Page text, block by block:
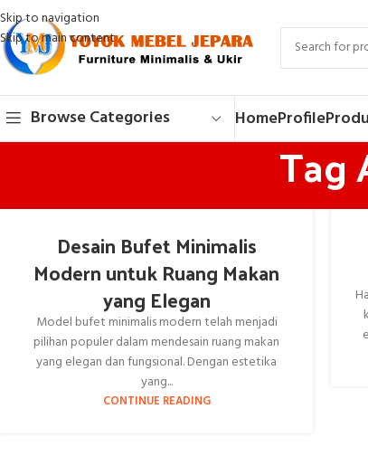
Skip to navigation
Skip to main content
Browse Categories HomeProfile
Tag
Desain Bufet Minimalis
Modern untuk Ruang Makan
yang Elegan
Model bufet minimalis modern telah menjadi
pilihan populer dalam mendesain ruang makan
yang elegan dan fungsional. Dengan estetika
yang...
CONTINUE READING